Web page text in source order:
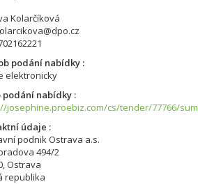
Kolarčíková
podání nabídky
elektronicky
podání nabídky
josephine.proebiz.com/cs/tender/77766/
údaje
podnik Ostrava a.s.
494/2
Ostrava
republika